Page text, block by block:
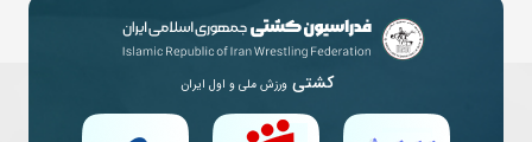
کشتی ورزش ملی و اول ایران